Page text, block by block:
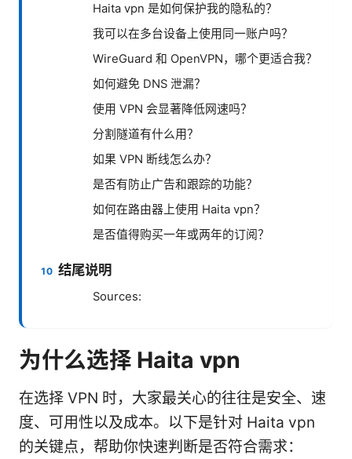
Haita vpn 是如何保护我的隐私的？
我可以在多台设备上使用同一账户吗？
WireGuard 和 OpenVPN，哪个更适合我？
如何避免 DNS 泄漏？
使用 VPN 会显著降低网速吗？
分割隧道有什么用？
如果 VPN 断线怎么办？
是否有防止广告和跟踪的功能？
如何在路由器上使用 Haita vpn？
是否值得购买一年或两年的订阅？
结尾说明
Sources:
为什么选择 Haita vpn
在选择 VPN 时，大家最关心的往往是安全、速
度、可用性以及成本。以下是针对 Haita vpn
的关键点，帮助你快速判断是否符合需求：